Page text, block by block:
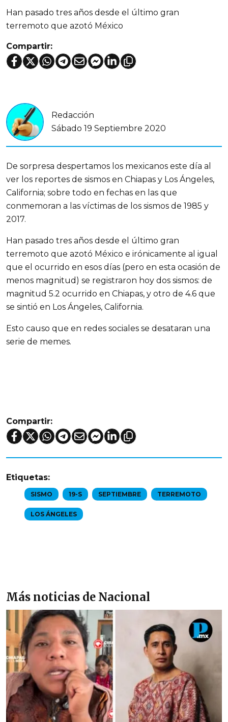
Han pasado tres años desde el último gran
terremoto que azotó México
Compartir:
Redacción
Sábado 19 Septiembre 2020
De sorpresa despertamos los mexicanos este día al
ver los reportes de sismos en Chiapas y Los Ángeles,
California; sobre todo en fechas en las que
conmemoran a las víctimas de los sismos de 1985 y
2017.
Han pasado tres años desde el último gran
terremoto que azotó México e irónicamente al igual
que el ocurrido en esos días (pero en esta ocasión de
menos magnitud) se registraron hoy dos sismos: de
magnitud 5.2 ocurrido en Chiapas, y otro de 4.6 que
se sintió en Los Ángeles, California.
Esto causo que en redes sociales se desataran una
serie de memes.
Compartir:
Etiquetas:
SISMO 19-S SEPTIEMBRE TERREMOTO
LOS ÁNGELES
Más noticias de Nacional